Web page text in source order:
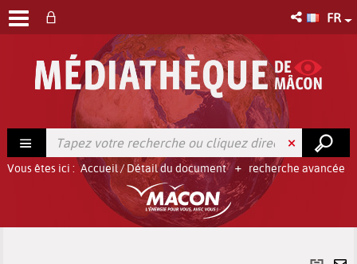
FR
recherche avancée
Vous êtes ici : Accueil/ Détail du document
Lien